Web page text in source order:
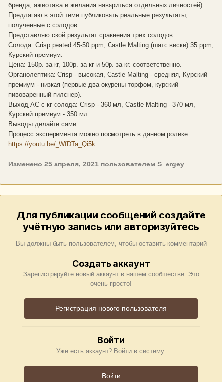
бренда, ажиотажа и желания навариться отдельных личностей).
Предлагаю в этой теме публиковать реальные результаты,
полученные с солодов.
Представляю свой результат сравнения трех солодов.
Солода: Crisp peated 45-50 ppm, Castle Malting (шато виски) 35 ppm,
Курский премиум.
Цена: 150р. за кг, 100р. за кг и 50р. за кг. соответственно.
Органолептика: Crisp - высокая, Castle Malting - средняя, Курский
премиум - низкая (первые два окурены торфом, курский
пивоваренный пилснер).
Выход АС с кг солода: Crisp - 360 мл, Castle Malting - 370 мл,
Курский премиум - 350 мл.
Выводы делайте сами.
Процесс эксперимента можно посмотреть в данном ролике:
https://youtu.be/_WfDTa_Qi5k
Изменено 25 апреля, 2021 пользователем S_ergey
Для публикации сообщений создайте
учётную запись или авторизуйтесь
Вы должны быть пользователем, чтобы оставить комментарий
Создать аккаунт
Зарегистрируйте новый аккаунт в нашем сообществе. Это
очень просто!
Регистрация нового пользователя
Войти
Уже есть аккаунт? Войти в систему.
Войти